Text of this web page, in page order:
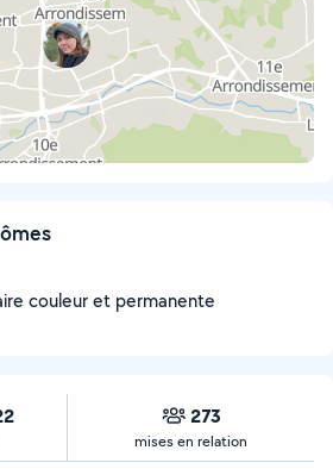
couleur et permanente
273
mises en relation